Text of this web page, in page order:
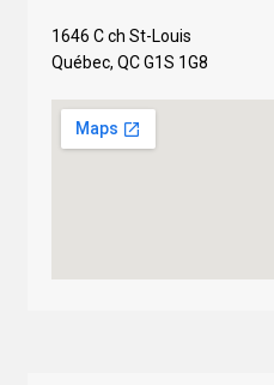
1646 C ch St-Louis
Québec, QC G1S 1G8